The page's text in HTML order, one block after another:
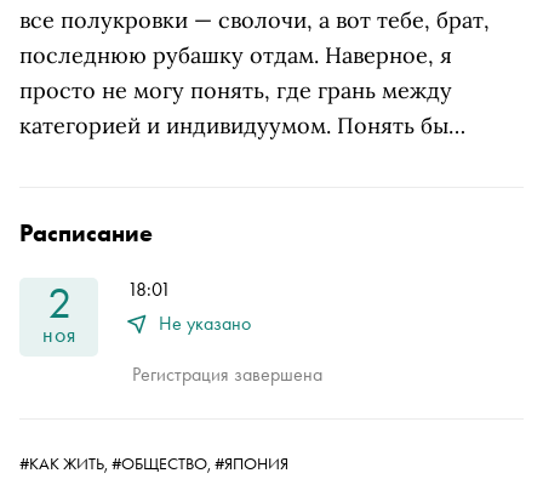
все полукровки — сволочи, а вот тебе, брат,
последнюю рубашку отдам. Наверное, я
просто не могу понять, где грань между
категорией и индивидуумом. Понять бы…
Расписание
2
ноя
18:01
Не указано
Регистрация завершена
#КАК ЖИТЬ, #ОБЩЕСТВО, #ЯПОНИЯ